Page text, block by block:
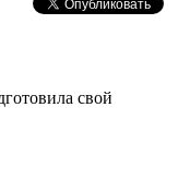
свой